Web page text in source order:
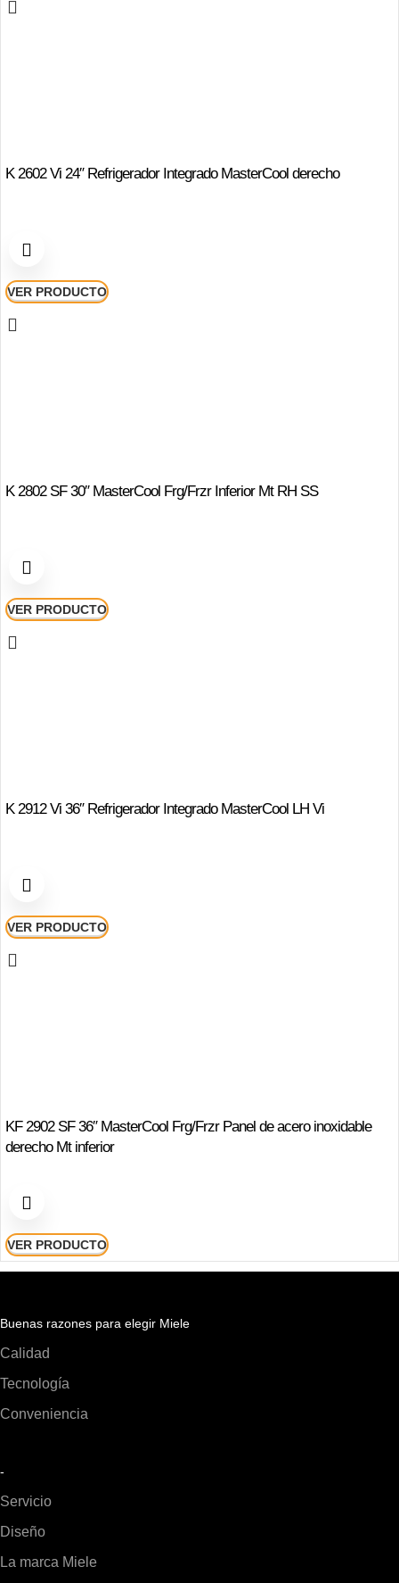
K 2602 Vi 24″ Refrigerador Integrado MasterCool derecho
VER PRODUCTO
K 2802 SF 30″ MasterCool Frg/Frzr Inferior Mt RH SS
VER PRODUCTO
K 2912 Vi 36″ Refrigerador Integrado MasterCool LH Vi
VER PRODUCTO
KF 2902 SF 36″ MasterCool Frg/Frzr Panel de acero inoxidable
derecho Mt inferior
VER PRODUCTO
Buenas razones para elegir Miele
Calidad
Tecnología
Conveniencia
-
Servicio
Diseño
La marca Miele